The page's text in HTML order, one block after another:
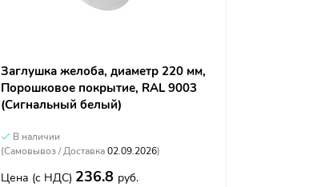
Заглушка желоба, диаметр 220 мм,
Порошковое покрытие, RAL 9003
(Сигнальный белый)
В наличии
(Самовывоз / Доставка02.09.2026)
Цена (с НДС) 236.8 руб.